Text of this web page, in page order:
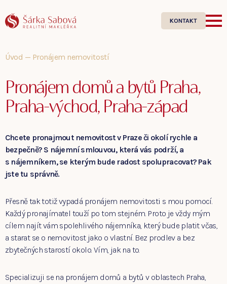
KONTAKT
Úvod — Pronájem nemovitostí
Pronájem domů a bytů Praha,
Praha-východ, Praha-západ
Chcete pronajmout nemovitost v Praze či okolí rychle a
bezpečně? S nájemní smlouvou, která vás podrží, a
s nájemníkem, se kterým bude radost spolupracovat? Pak
jste tu správně.
Přesně tak totiž vypadá pronájem nemovitosti s mou pomocí.
Každý pronajímatel touží po tom stejném. Proto je vždy mým
cílem najít vám spolehlivého nájemníka, který bude platit včas,
a starat se o nemovitost jako o vlastní. Bez prodlev a bez
zbytečných starostí okolo. Vím, jak na to.
Specializuji se na pronájem domů a bytů v oblastech Praha,